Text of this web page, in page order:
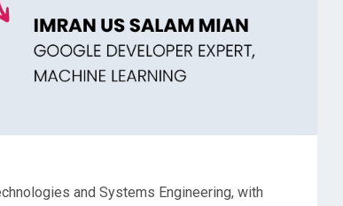
and Systems Engineering, with